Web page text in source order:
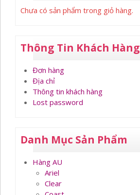
Chưa có sản phẩm trong giỏ hàng.
Thông Tin Khách Hàng
Đơn hàng
Địa chỉ
Thông tin khách hàng
Lost password
Danh Mục Sản Phẩm
Hàng AU
Ariel
Clear